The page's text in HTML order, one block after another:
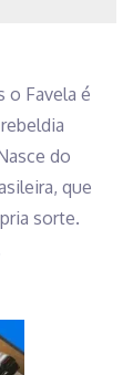
o Favela é
do
que
sorte.